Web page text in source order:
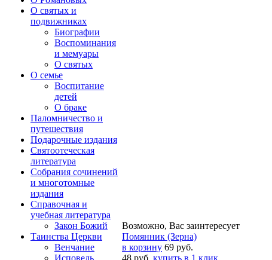
О святых и
подвижниках
Биографии
Воспоминания
и мемуары
О святых
О семье
Воспитание
детей
О браке
Паломничество и
путешествия
Подарочные издания
Святоотеческая
литература
Собрания сочинений
и многотомные
издания
Справочная и
учебная литература
Закон Божий
Таинства Церкви
Венчание
Исповедь
Возможно, Вас заинтересует
Помянник (Зерна)
в корзину 69 руб.
48 руб. купить в 1 клик